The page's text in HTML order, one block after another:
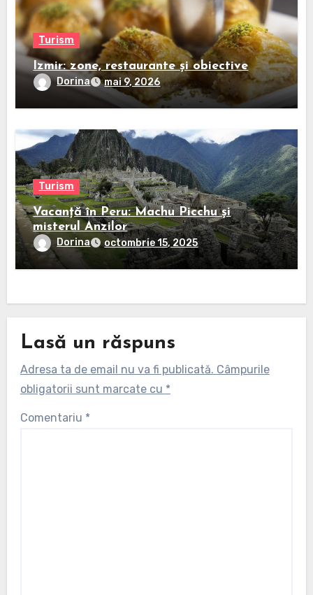
Turism
Izmir: zone, restaurante și obiective
Dorina mai 9, 2026
Turism
Vacanță în Peru: Machu Picchu și
misterul Anzilor
Dorina octombrie 15, 2025
Lasă un răspuns
Adresa ta de email nu va fi publicată. Câmpurile
obligatorii sunt marcate cu *
Comentariu *